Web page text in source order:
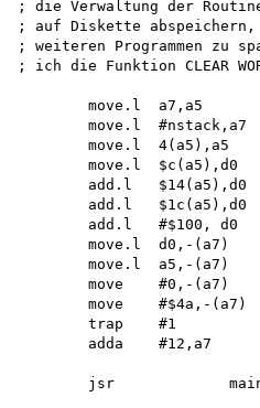
; die Verwaltung der
; auf Diskette
; weiteren Programmen zu
; ich die Funktion CLEAR